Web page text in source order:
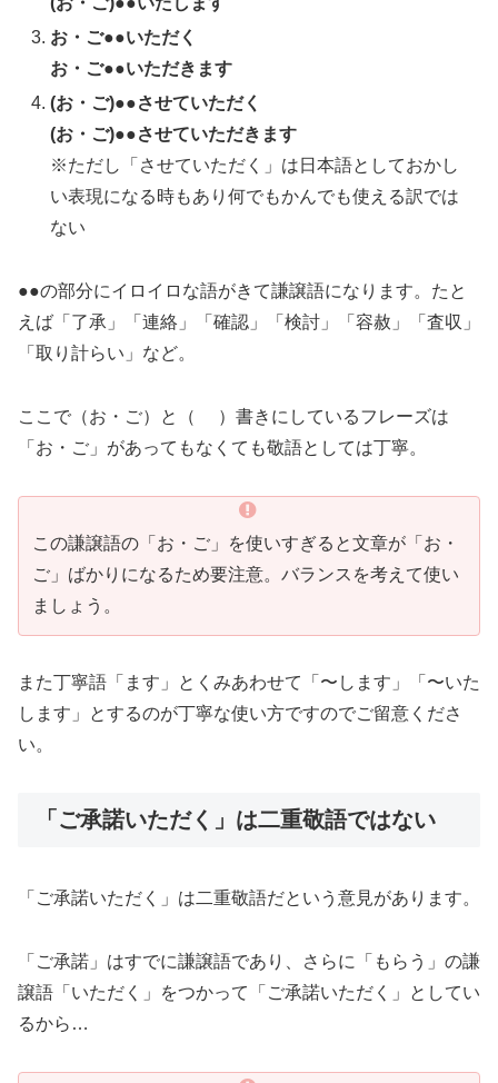
お・ご●●いただく
お・ご●●いただきます
(お・ご)●●させていただく
(お・ご)●●させていただきます
※ただし「させていただく」は日本語としておかし
い表現になる時もあり何でもかんでも使える訳では
ない
●●の部分にイロイロな語がきて謙譲語になります。たと
えば「了承」「連絡」「確認」「検討」「容赦」「査収」
「取り計らい」など。
ここで（お・ご）と（ ）書きにしているフレーズは
「お・ご」があってもなくても敬語としては丁寧。
この謙譲語の「お・ご」を使いすぎると文章が「お・
ご」ばかりになるため要注意。バランスを考えて使い
ましょう。
また丁寧語「ます」とくみあわせて「〜します」「〜いた
します」とするのが丁寧な使い方ですのでご留意くださ
い。
「ご承諾いただく」は二重敬語ではない
「ご承諾いただく」は二重敬語だという意見があります。
「ご承諾」はすでに謙譲語であり、さらに「もらう」の謙
譲語「いただく」をつかって「ご承諾いただく」としてい
るから…